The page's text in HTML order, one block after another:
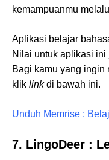
kemampuanmu
Aplikasi belajar
Nilai untuk aplikasi ini
Bagi kamu yang
klik linkdi bawah ini.
Unduh Memrise :
7. LingoDeer :